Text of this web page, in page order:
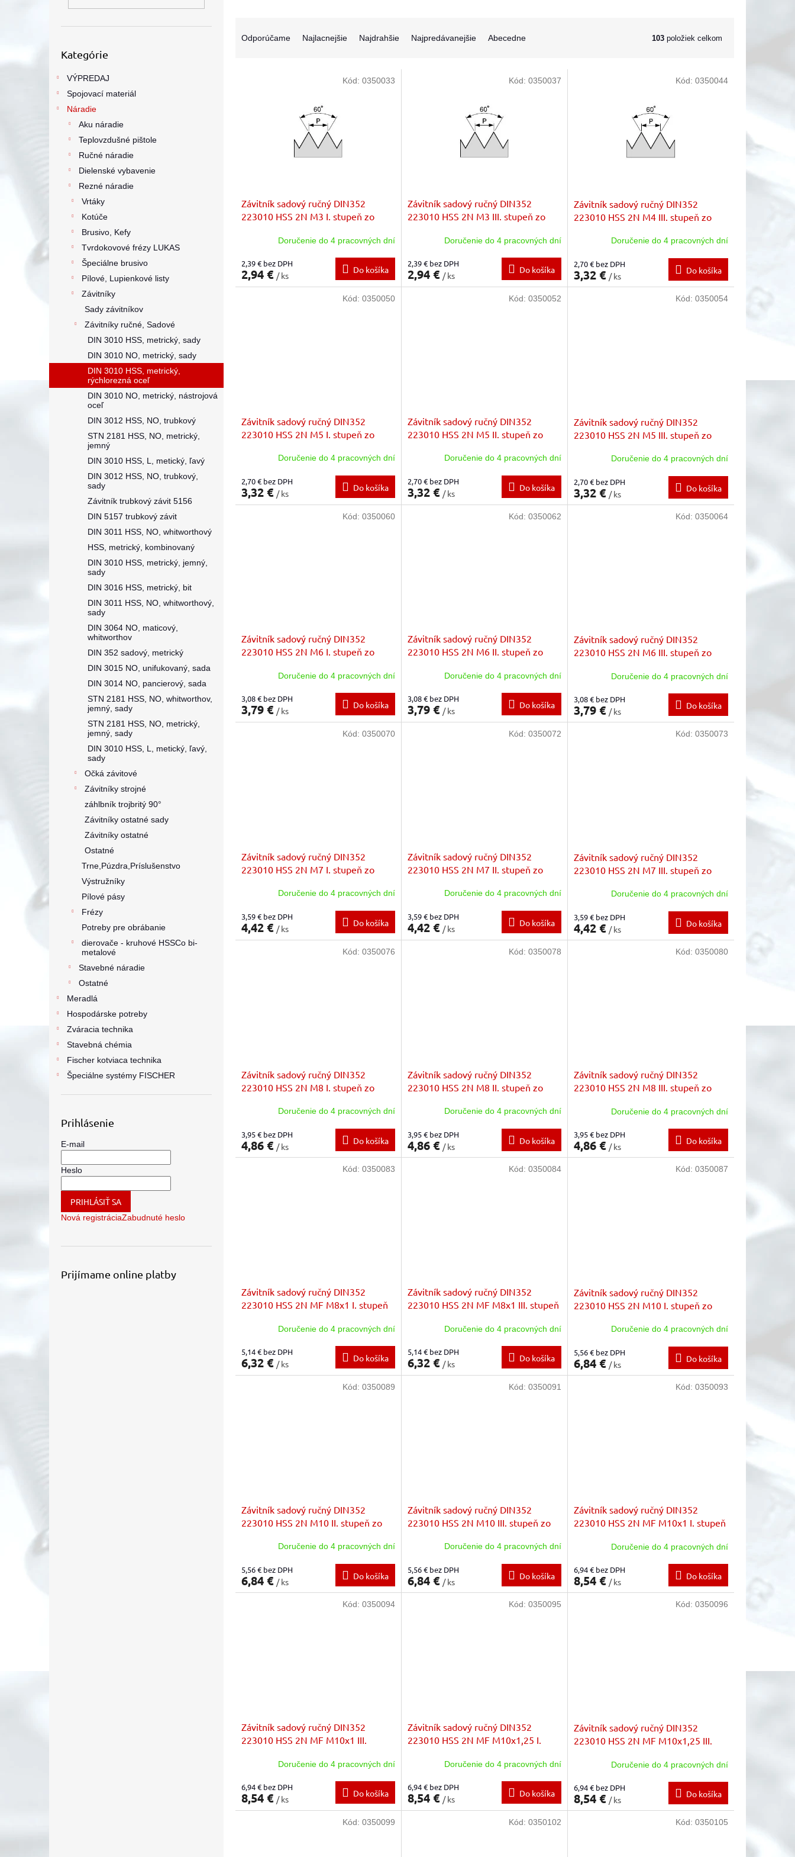
kategórie
Kategórie
VÝPREDAJ
Spojovací materiál
Náradie
Aku náradie
Teplovzdušné pištole
Ručné náradie
Dielenské vybavenie
Rezné náradie
Vrtáky
Kotúče
Brusivo, Kefy
Tvrdokovové frézy LUKAS
Špeciálne brusivo
Pílové, Lupienkové listy
Závitníky
Sady závitníkov
Závitníky ručné, Sadové
DIN 3010 HSS, metrický, sady
DIN 3010 NO, metrický, sady
DIN 3010 HSS, metrický,
rýchlorezná oceľ
DIN 3010 NO, metrický, nástrojová
oceľ
DIN 3012 HSS, NO, trubkový
STN 2181 HSS, NO, metrický,
jemný
DIN 3010 HSS, L, metický, ľavý
DIN 3012 HSS, NO, trubkový,
sady
Závitník trubkový závit 5156
DIN 5157 trubkový závit
DIN 3011 HSS, NO, whitworthový
HSS, metrický, kombinovaný
DIN 3010 HSS, metrický, jemný,
sady
DIN 3016 HSS, metrický, bit
DIN 3011 HSS, NO, whitworthový,
sady
DIN 3064 NO, maticový,
whitworthov
DIN 352 sadový, metrický
DIN 3015 NO, unifukovaný, sada
DIN 3014 NO, pancierový, sada
STN 2181 HSS, NO, whitworthov,
jemný, sady
STN 2181 HSS, NO, metrický,
jemný, sady
DIN 3010 HSS, L, metický, ľavý,
sady
Očká závitové
Závitníky strojné
záhlbník trojbritý 90°
Závitníky ostatné sady
Závitníky ostatné
Ostatné
Trne,Púzdra,Príslušenstvo
Výstružníky
Pílové pásy
Frézy
Potreby pre obrábanie
dierovače - kruhové HSSCo bi-
metalové
Stavebné náradie
Ostatné
Meradlá
Hospodárske potreby
Zváracia technika
Stavebná chémia
Fischer kotviaca technika
Špeciálne systémy FISCHER
Prihlásenie
E-mail
Heslo
PRIHLÁSIŤ SA
Nová registráciaZabudnuté heslo
Prijímame online platby
o
Odporúčame Najlacnejšie Najdrahšie Najpredávanejšie Abecedne 103 položiek celkom
Závitník sadový ručný DIN352
223010 HSS 2N M3 I. stupeň zo
Doručenie do 4 pracovných dní
2,39 € bez DPH
2,94 € / ks
Do košíka
Kód: 0350033
Závitník sadový ručný DIN352
223010 HSS 2N M3 III. stupeň zo
Doručenie do 4 pracovných dní
2,39 € bez DPH
2,94 € / ks
Do košíka
Kód: 0350037
Závitník sadový ručný DIN352
223010 HSS 2N M4 III. stupeň zo
Doručenie do 4 pracovných dní
2,70 € bez DPH
3,32 € / ks
Do košíka
Kód: 0350044
Závitník sadový ručný DIN352
223010 HSS 2N M5 I. stupeň zo
Doručenie do 4 pracovných dní
2,70 € bez DPH
3,32 € / ks
Do košíka
Kód: 0350050
Závitník sadový ručný DIN352
223010 HSS 2N M5 II. stupeň zo
Doručenie do 4 pracovných dní
2,70 € bez DPH
3,32 € / ks
Do košíka
Kód: 0350052
Závitník sadový ručný DIN352
223010 HSS 2N M5 III. stupeň zo
Doručenie do 4 pracovných dní
2,70 € bez DPH
3,32 € / ks
Do košíka
Kód: 0350054
Závitník sadový ručný DIN352
223010 HSS 2N M6 I. stupeň zo
Doručenie do 4 pracovných dní
3,08 € bez DPH
3,79 € / ks
Do košíka
Kód: 0350060
Závitník sadový ručný DIN352
223010 HSS 2N M6 II. stupeň zo
Doručenie do 4 pracovných dní
3,08 € bez DPH
3,79 € / ks
Do košíka
Kód: 0350062
Závitník sadový ručný DIN352
223010 HSS 2N M6 III. stupeň zo
Doručenie do 4 pracovných dní
3,08 € bez DPH
3,79 € / ks
Do košíka
Kód: 0350064
Závitník sadový ručný DIN352
223010 HSS 2N M7 I. stupeň zo
Doručenie do 4 pracovných dní
3,59 € bez DPH
4,42 € / ks
Do košíka
Kód: 0350070
Závitník sadový ručný DIN352
223010 HSS 2N M7 II. stupeň zo
Doručenie do 4 pracovných dní
3,59 € bez DPH
4,42 € / ks
Do košíka
Kód: 0350072
Závitník sadový ručný DIN352
223010 HSS 2N M7 III. stupeň zo
Doručenie do 4 pracovných dní
3,59 € bez DPH
4,42 € / ks
Do košíka
Kód: 0350073
Závitník sadový ručný DIN352
223010 HSS 2N M8 I. stupeň zo
Doručenie do 4 pracovných dní
3,95 € bez DPH
4,86 € / ks
Do košíka
Kód: 0350076
Závitník sadový ručný DIN352
223010 HSS 2N M8 II. stupeň zo
Doručenie do 4 pracovných dní
3,95 € bez DPH
4,86 € / ks
Do košíka
Kód: 0350078
Závitník sadový ručný DIN352
223010 HSS 2N M8 III. stupeň zo
Doručenie do 4 pracovných dní
3,95 € bez DPH
4,86 € / ks
Do košíka
Kód: 0350080
Závitník sadový ručný DIN352
223010 HSS 2N MF M8x1 I. stupeň
Doručenie do 4 pracovných dní
5,14 € bez DPH
6,32 € / ks
Do košíka
Kód: 0350083
Závitník sadový ručný DIN352
223010 HSS 2N MF M8x1 III. stupeň
Doručenie do 4 pracovných dní
5,14 € bez DPH
6,32 € / ks
Do košíka
Kód: 0350084
Závitník sadový ručný DIN352
223010 HSS 2N M10 I. stupeň zo
Doručenie do 4 pracovných dní
5,56 € bez DPH
6,84 € / ks
Do košíka
Kód: 0350087
Závitník sadový ručný DIN352
223010 HSS 2N M10 II. stupeň zo
Doručenie do 4 pracovných dní
5,56 € bez DPH
6,84 € / ks
Do košíka
Kód: 0350089
Závitník sadový ručný DIN352
223010 HSS 2N M10 III. stupeň zo
Doručenie do 4 pracovných dní
5,56 € bez DPH
6,84 € / ks
Do košíka
Kód: 0350091
Závitník sadový ručný DIN352
223010 HSS 2N MF M10x1 I. stupeň
Doručenie do 4 pracovných dní
6,94 € bez DPH
8,54 € / ks
Do košíka
Kód: 0350093
Závitník sadový ručný DIN352
223010 HSS 2N MF M10x1 III.
Doručenie do 4 pracovných dní
6,94 € bez DPH
8,54 € / ks
Do košíka
Kód: 0350094
Závitník sadový ručný DIN352
223010 HSS 2N MF M10x1,25 I.
Doručenie do 4 pracovných dní
6,94 € bez DPH
8,54 € / ks
Do košíka
Kód: 0350095
Závitník sadový ručný DIN352
223010 HSS 2N MF M10x1,25 III.
Doručenie do 4 pracovných dní
6,94 € bez DPH
8,54 € / ks
Do košíka
Kód: 0350096
Kód: 0350099 Kód: 0350102 Kód: 0350105